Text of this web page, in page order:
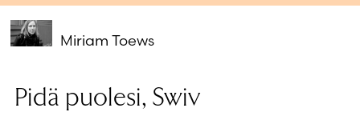
Miriam Toews
Pidä puolesi, Swiv